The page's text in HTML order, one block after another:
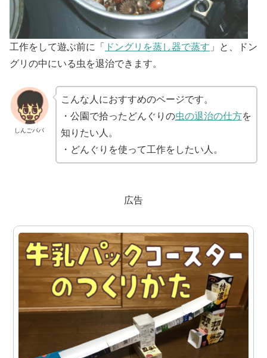
工作をして遊ぶ前に「 ドングリを蒸し器で蒸す 」と、ドン
グリの中にいる虫を退治できます。
しんごパパ
こんな人におすすめのページです。
・公園で拾ったどんぐりの虫の退治の仕方を
知りたい人。
・どんぐりを使って工作をしたい人。
広告